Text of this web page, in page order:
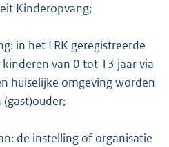
Kinderopvang;
in het LRK geregistreerde
van 0 tot 13 jaar via
huiselijke omgeving worden
de instelling of organisatie